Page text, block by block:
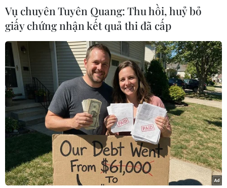
#Băng giá #Rừng Quốc gia Yên Tử
#Chùa Đồng
Vụ chuyên Tuyên Quang: Thu hồi, huỷ bỏ
giấy chứng nhận kết quả thi đã cấp